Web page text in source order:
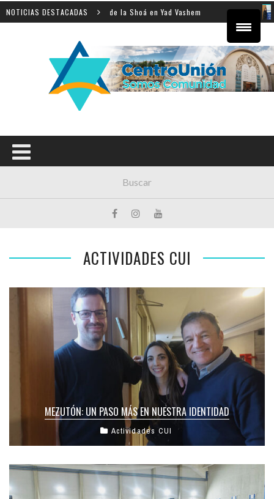
NOTICIAS DESTACADAS
la enseñanza de la Shoá en Yad Vashem El
ACTIVIDADES CUI
MEZUTÓN: UN PASO MÁS EN NUESTRA IDENTIDAD
Actividades CUI